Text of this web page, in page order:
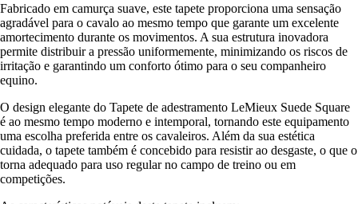
Fabricado em camurça suave, este tapete proporciona uma sensação
agradável para o cavalo ao mesmo tempo que garante um excelente
amortecimento durante os movimentos. A sua estrutura inovadora
permite distribuir a pressão uniformemente, minimizando os riscos de
irritação e garantindo um conforto ótimo para o seu companheiro
equino.
O design elegante do Tapete de adestramento LeMieux Suede Square
é ao mesmo tempo moderno e intemporal, tornando este equipamento
uma escolha preferida entre os cavaleiros. Além da sua estética
cuidada, o tapete também é concebido para resistir ao desgaste, o que o
torna adequado para uso regular no campo de treino ou em
competições.